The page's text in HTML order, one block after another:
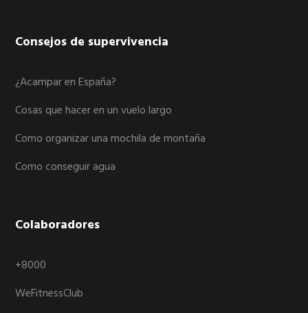
Consejos de supervivencia
¿Acampar en España?
Cosas que hacer en un vuelo largo
Como organizar una mochila de montaña
Como conseguir agua
Colaboradores
+8000
WeFitnessClub